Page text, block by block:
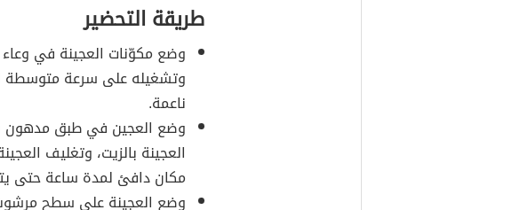
طريقة التحضير
وضع مكوّنات العجينة في وعاء
وتشغيله على سرعة متوسطة
ناعمة.
وضع العجين في طبق مدهون
العجينة بالزيت، وتغليف
مكان دافئ لمدة ساعة حتى
وضع العجينة على سطح